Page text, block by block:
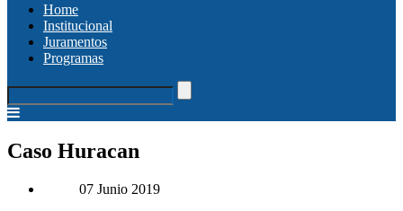
Home
Institucional
Juramentos
Programas
Caso Huracan
07 Junio 2019